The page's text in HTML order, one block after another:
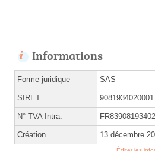
Informations
Forme juridique SAS
SIRET
N° TVA Intra. FR83908193402
Création 13 décembre